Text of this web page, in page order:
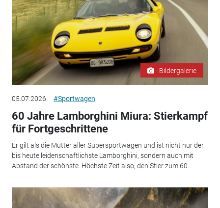
Bildergalerie
05.07.2026 #Sportwagen
60 Jahre Lamborghini Miura: Stierkampf
für Fortgeschrittene
Er gilt als die Mutter aller Supersportwagen und ist nicht nur der
bis heute leidenschaftlichste Lamborghini, sondern auch mit
Abstand der schönste. Höchste Zeit also, den Stier zum 60...